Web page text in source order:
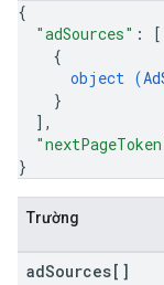
{
"adSources" :
[
{
object (
}
] ,
}
Trường
adSources[]